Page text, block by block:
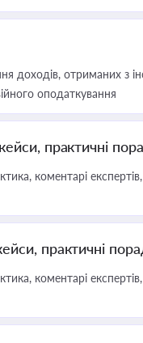
доходів, отриманих з
оподаткування
практичні
коментарі
практичні
коментарі